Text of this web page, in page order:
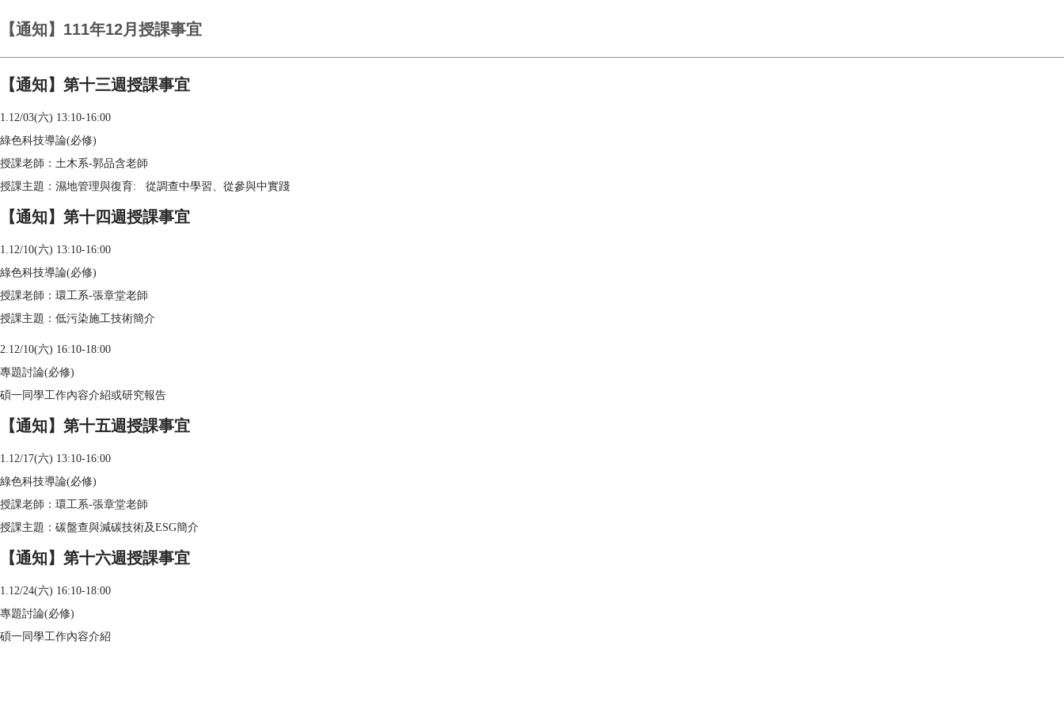
【通知】111年12月授課事宜
【通知】第十三週授課事宜
1.12/03(六) 13:10-16:00
綠色科技導論(必修)
授課老師：土木系-郭品含老師
授課主題：濕地管理與復育: 從調查中學習、從參與中實踐
【通知】第十四週授課事宜
1.12/10(六) 13:10-16:00
綠色科技導論(必修)
授課老師：環工系-張章堂老師
授課主題：低污染施工技術簡介
2.12/10(六) 16:10-18:00
專題討論(必修)
碩一同學工作內容介紹或研究報告
【通知】第十五週授課事宜
1.12/17(六) 13:10-16:00
綠色科技導論(必修)
授課老師：環工系-張章堂老師
授課主題：碳盤查與減碳技術及ESG簡介
【通知】第十六週授課事宜
1.12/24(六) 16:10-18:00
專題討論(必修)
碩一同學工作內容介紹